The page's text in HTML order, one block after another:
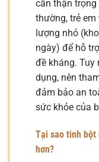
cần thận
thường, trẻ
lượng nhỏ
ngày) để hỗ
đề kháng. Tuy
dụng, nên
đảm bảo an
sức khỏe của
Tại sao tinh bột
hơn?